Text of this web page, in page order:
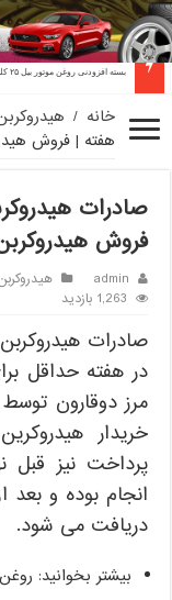
بسته افزودنی روغن موتور بیل ۲۵ کلیویی پلیمر بشکه ادتیو
خانه /
هفته | فروش
فروش
admin
1,263 بازدید
در هفته حداقل
مرز دوقارون
خریدار
پرداخت نیز قبل
انجام بوده و بعد
دریافت می شود.
بیشتر بخوانید: